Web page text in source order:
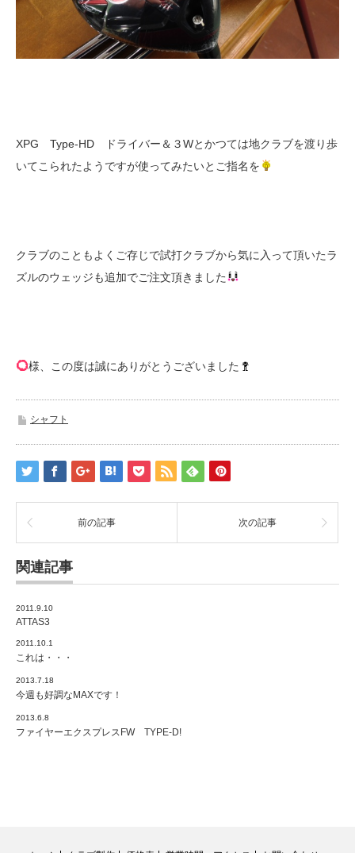
XPG Type-HD ドライバー＆３Wとかつては地クラブを渡り歩
いてこられたようですが使ってみたいとご指名を
クラブのこともよくご存じで試打クラブから気に入って頂いたラ
ズルのウェッジも追加でご注文頂きました
様、この度は誠にありがとうございました
シャフト
前の記事 次の記事
関連記事
2011.9.10
ATTAS3
2011.10.1
これは・・・
2013.7.18
今週も好調なMAXです！
2013.6.8
ファイヤーエクスプレスFW TYPE-D!